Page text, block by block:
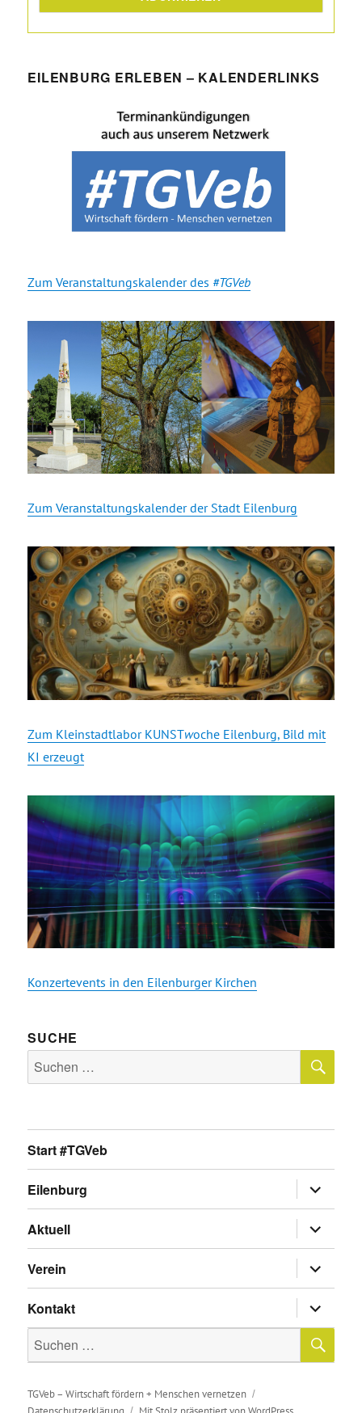
EILENBURG ERLEBEN – KALENDERLINKS
Zum Veranstaltungskalender des #TGVeb
Zum Veranstaltungskalender der Stadt Eilenburg
Zum Kleinstadtlabor KUNSTwoche Eilenburg, Bild mit
KI erzeugt
Konzertevents in den Eilenburger Kirchen
SUCHE
Suche
nach:
Start #TGVeb
Eilenburg
anzeigen
Aktuell
anzeigen
Verein
anzeigen
Kontakt
anzeigen
Suche
nach:
TGVeb – Wirtschaft fördern + Menschen vernetzen